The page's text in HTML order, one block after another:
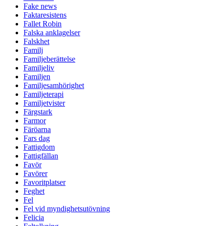
Fake news
Faktaresistens
Fallet Robin
Falska anklagelser
Falskhet
Familj
Familjeberättelse
Familjeliv
Familjen
Familjesamhörighet
Familjeterapi
Familjetvister
Färgstark
Farmor
Färöarna
Fars dag
Fattigdom
Fattigfällan
Favör
Favörer
Favoritplatser
Feghet
Fel
Fel vid myndighetsutövning
Felicia